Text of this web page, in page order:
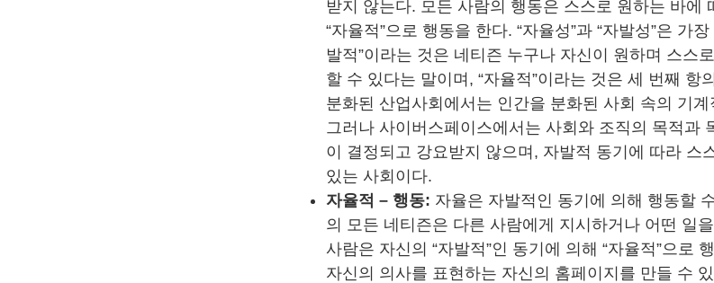
받지 않는다. 모든 사람의 행동은 스스로 원하는 바에
“자율적”으로 행동을 한다. “자율성”과 “자발성”은 가
발적”이라는 것은 네티즌 누구나 자신이 원하며 스스
할 수 있다는 말이며, “자율적”이라는 것은 세 번째 항
분화된 산업사회에서는 인간을 분화된 사회 속의 기
그러나 사이버스페이스에서는 사회와 조직의 목적과
이 결정되고 강요받지 않으며, 자발적 동기에 따라 스
있는 사회이다.
자율적 – 행동: 자율은 자발적인 동기에 의해 행동할
의 모든 네티즌은 다른 사람에게 지시하거나 어떤 일
사람은 자신의 “자발적”인 동기에 의해 “자율적”으로
자신의 의사를 표현하는 자신의 홈페이지를 만들 수